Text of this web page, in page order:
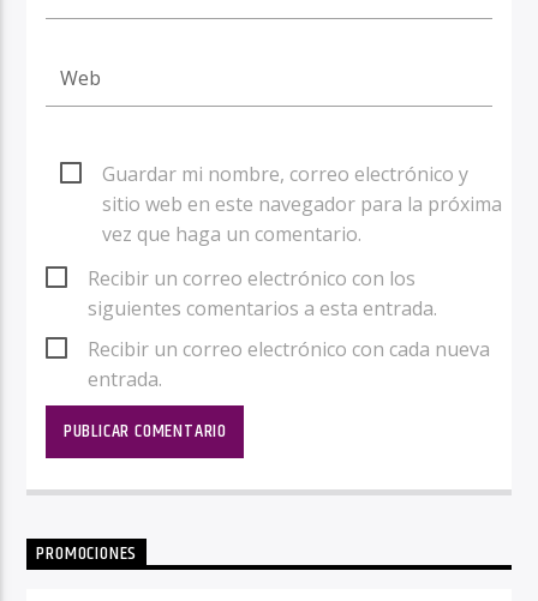
Guardar mi nombre, correo electrónico y
sitio web en este navegador para la próxima
vez que haga un comentario.
Recibir un correo electrónico con los
siguientes comentarios a esta entrada.
Recibir un correo electrónico con cada nueva
entrada.
PROMOCIONES